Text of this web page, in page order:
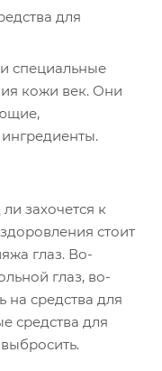
для
специальные
кожи век. Они
захочется к
стоит
глаз. Во-
глаз, во-
на средства для
средства для